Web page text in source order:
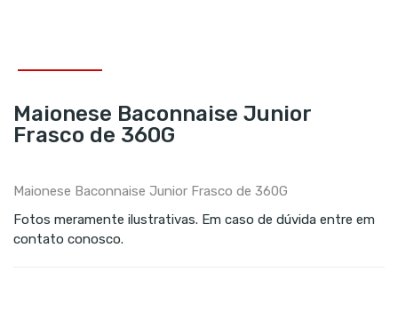
Maionese Baconnaise Junior
Frasco de 360G
Maionese Baconnaise Junior Frasco de 360G
Fotos meramente ilustrativas. Em caso de dúvida entre em
contato conosco.